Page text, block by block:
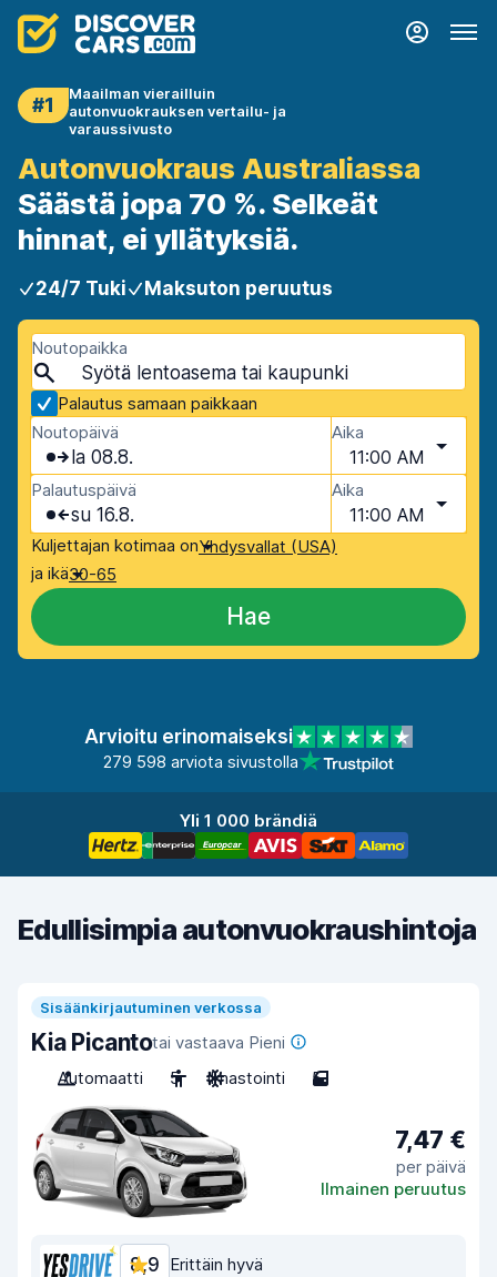
#1
Maailman vierailluin
autonvuokrauksen vertailu- ja
varaussivusto
Autonvuokraus Australiassa
Säästä jopa 70 %. Selkeät
hinnat, ei yllätyksiä.
24/7 Tuki Maksuton peruutus
Noutopaikka
Palautus samaan paikkaan
Noutopäivä
la 08.8.
Aika
11:00 AM
Palautuspäivä
su 16.8.
Aika
11:00 AM
Kuljettajan kotimaa onYhdysvallat (USA)
ja ikä30-65
Hae
Arvioitu erinomaiseksi
279 598 arviota sivustolla
Yli 1 000 brändiä
Edullisimpia autonvuokraushintoja
Sisäänkirjautuminen verkossa
Kia Picantotai vastaava Pieni
Automaatti
5 Ilmastointi 5
7,47 €
per päivä
Ilmainen peruutus
8,9 Erittäin hyvä